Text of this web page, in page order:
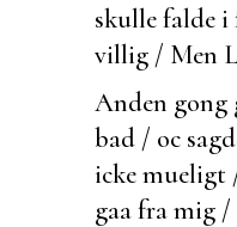
skulle falde i
villig / Men
Anden gong
bad / oc
icke mueligt
gaa fra mig